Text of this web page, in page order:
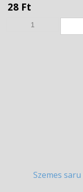
28 Ft
Szemes saru